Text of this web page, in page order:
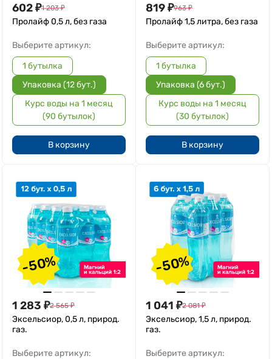
602₽1 203 ₽
Пролайф 0,5 л, без газа
Выберите артикул:
1 бутылка
Упаковка (12 бут.)
Курс воды на 1 месяц
(90 бутылок)
В корзину
819₽963 ₽
Пролайф 1,5 литра, без газа
Выберите артикул:
1 бутылка
Упаковка (6 бут.)
Курс воды на 1 месяц
(30 бутылок)
В корзину
-50%
1 283 ₽2 565 ₽
Эксельсиор, 0,5 л, природ.
газ.
Выберите артикул:
-50%
1 041 ₽2 081 ₽
Эксельсиор, 1,5 л, природ.
газ.
Выберите артикул: